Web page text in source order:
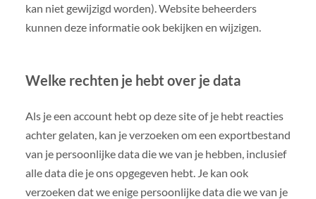
kan niet gewijzigd worden). Website beheerders
kunnen deze informatie ook bekijken en wijzigen.
Welke rechten je hebt over je data
Als je een account hebt op deze site of je hebt reacties
achter gelaten, kan je verzoeken om een exportbestand
van je persoonlijke data die we van je hebben, inclusief
alle data die je ons opgegeven hebt. Je kan ook
verzoeken dat we enige persoonlijke data die we van je